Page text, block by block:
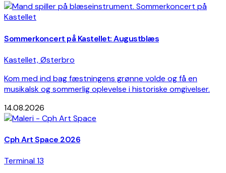
Sommerkoncert på Kastellet: Augustblæs
Kastellet, Østerbro
Kom med ind bag fæstningens grønne volde og få en
musikalsk og sommerlig oplevelse i historiske omgivelser.
14.08.2026
Cph Art Space 2026
Terminal 13